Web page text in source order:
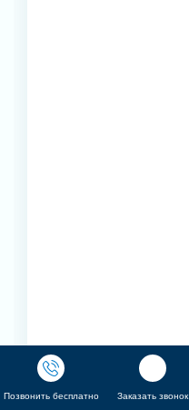
Позвонить бесплатно Заказать звонок